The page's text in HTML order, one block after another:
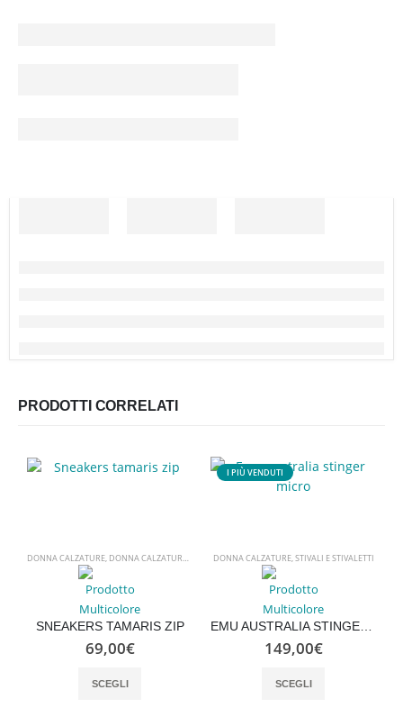
PRODOTTI CORRELATI
DONNA CALZATURE, DONNA CALZATURE , NUOVI ARRIVI,SNEAKERS
SNEAKERS TAMARIS ZIP
69,00€
SCEGLI
I PIÙ VENDUTI
DONNA CALZATURE,STIVALI E STIVALETTI
EMU AUSTRALIA STINGER MICRO
149,00€
SCEGLI